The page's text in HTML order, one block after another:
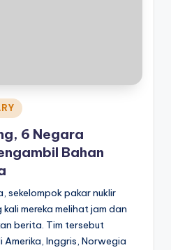
6 Negara
Bahan
sekelompok pakar nuklir
mereka melihat jam dan
berita. Tim tersebut
Amerika, Inggris, Norwegia